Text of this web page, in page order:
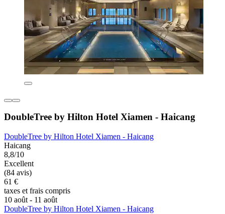
DoubleTree by Hilton Hotel Xiamen - Haicang
DoubleTree by Hilton Hotel Xiamen - Haicang
Haicang
8,8/10
Excellent
(84 avis)
61 €
taxes et frais compris
10 août - 11 août
DoubleTree by Hilton Hotel Xiamen - Haicang